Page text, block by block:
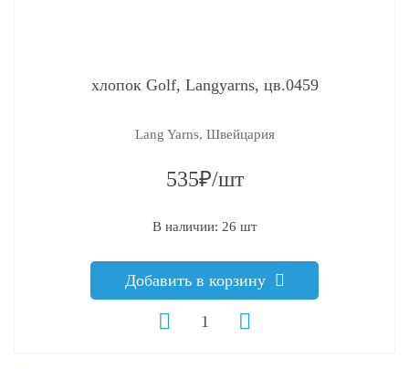
хлопок Golf, Langyarns, цв.0459
Lang Yarns, Швейцария
535₽/шт
В наличии: 26 шт
Добавить в корзину